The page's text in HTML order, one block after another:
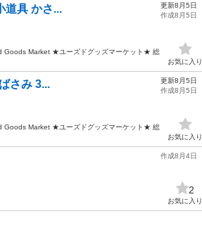
道具 かさ...
Goods Market ★ユーズドグッズマーケット★ 総
更新8月5日
作成8月5日
お気に入り
さみ 3...
Goods Market ★ユーズドグッズマーケット★ 総
更新8月5日
作成8月5日
お気に入り
作成8月4日
2
お気に入り